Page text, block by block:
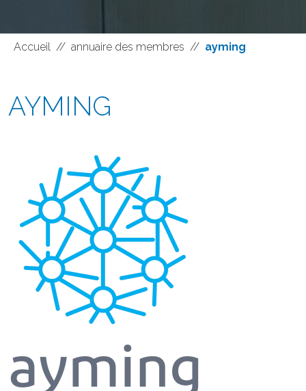
Accueil // annuaire des membres // ayming
AYMING